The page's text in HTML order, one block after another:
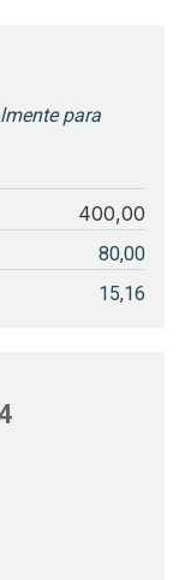
para
400,00
80,00
15,16